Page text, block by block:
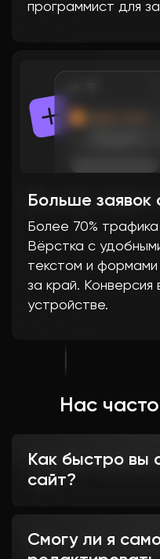
программист для
Больше заявок
Более 70%
Вёрстка с
текстом и формами
за край. Конверсия
устройстве.
Нас
Как быстро вы
сайт?
Одностраничный
запускаем от 10
срок напрямую
Смогу ли я